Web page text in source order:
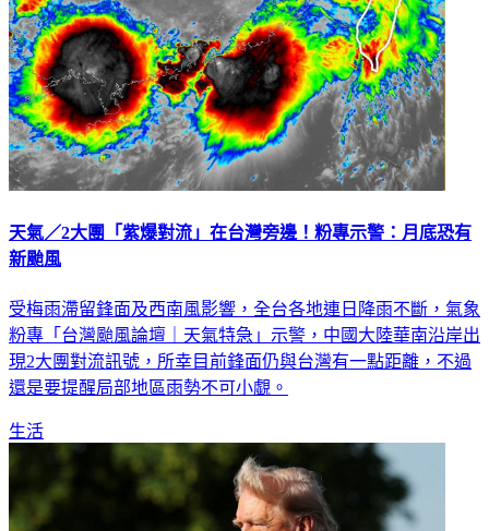
天氣／2大團「紫爆對流」在台灣旁邊！粉專示警：月底恐有
新颱風
受梅雨滯留鋒面及西南風影響，全台各地連日降雨不斷，氣象
粉專「台灣颱風論壇｜天氣特急」示警，中國大陸華南沿岸出
現2大團對流訊號，所幸目前鋒面仍與台灣有一點距離，不過
還是要提醒局部地區雨勢不可小覷。
生活